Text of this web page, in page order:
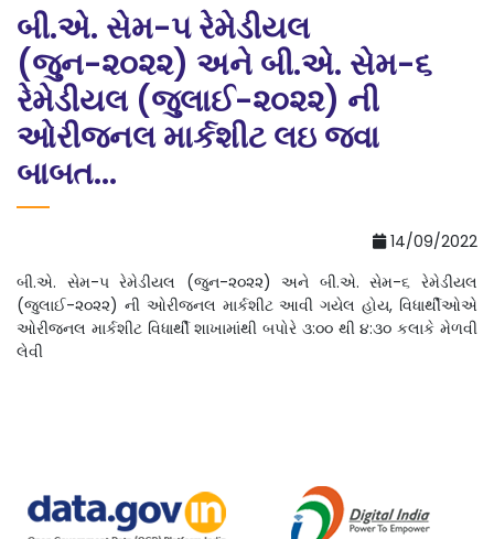
બી.એ. સેમ-૫ રેમેડીયલ
(જુન-૨૦૨૨) અને બી.એ. સેમ-૬
રેમેડીયલ (જુલાઈ-૨૦૨૨) ની
ઓરીજનલ માર્કશીટ લઇ જવા
બાબત...
14/09/2022
બી.એ. સેમ-૫ રેમેડીયલ (જુન-૨૦૨૨) અને બી.એ. સેમ-૬ રેમેડીયલ
(જુલાઈ-૨૦૨૨) ની ઓરીજનલ માર્કશીટ આવી ગયેલ હોય, વિધાર્થીઓએ
ઓરીજનલ માર્કશીટ વિધાર્થી શાખામાંથી બપોરે ૩:૦૦ થી ૪:૩૦ કલાકે મેળવી
લેવી